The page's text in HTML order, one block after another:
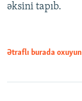
əksini tapıb.
Ətraflı burada oxuyun